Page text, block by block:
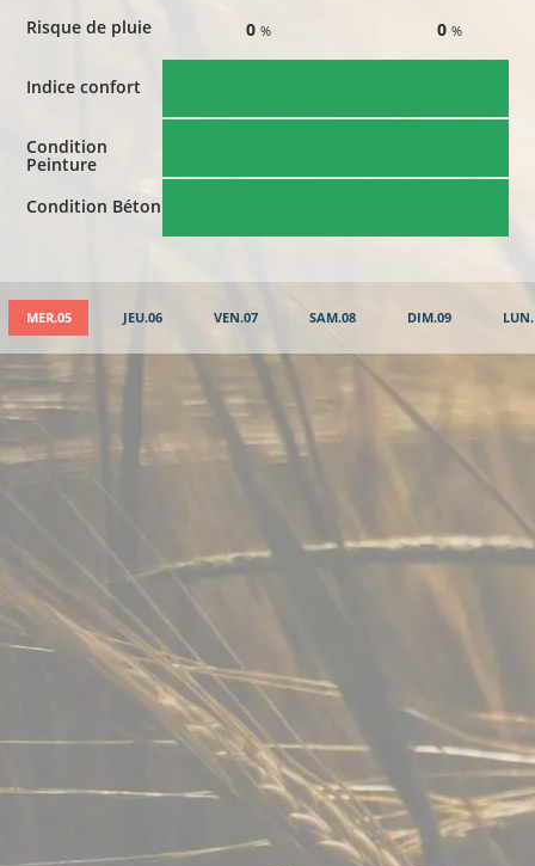
Risque de pluie
Indice confort
Condition
Peinture
Condition Béton
0 % 0 %
MER.05 JEU.06 VEN.07 SAM.08 DIM.09